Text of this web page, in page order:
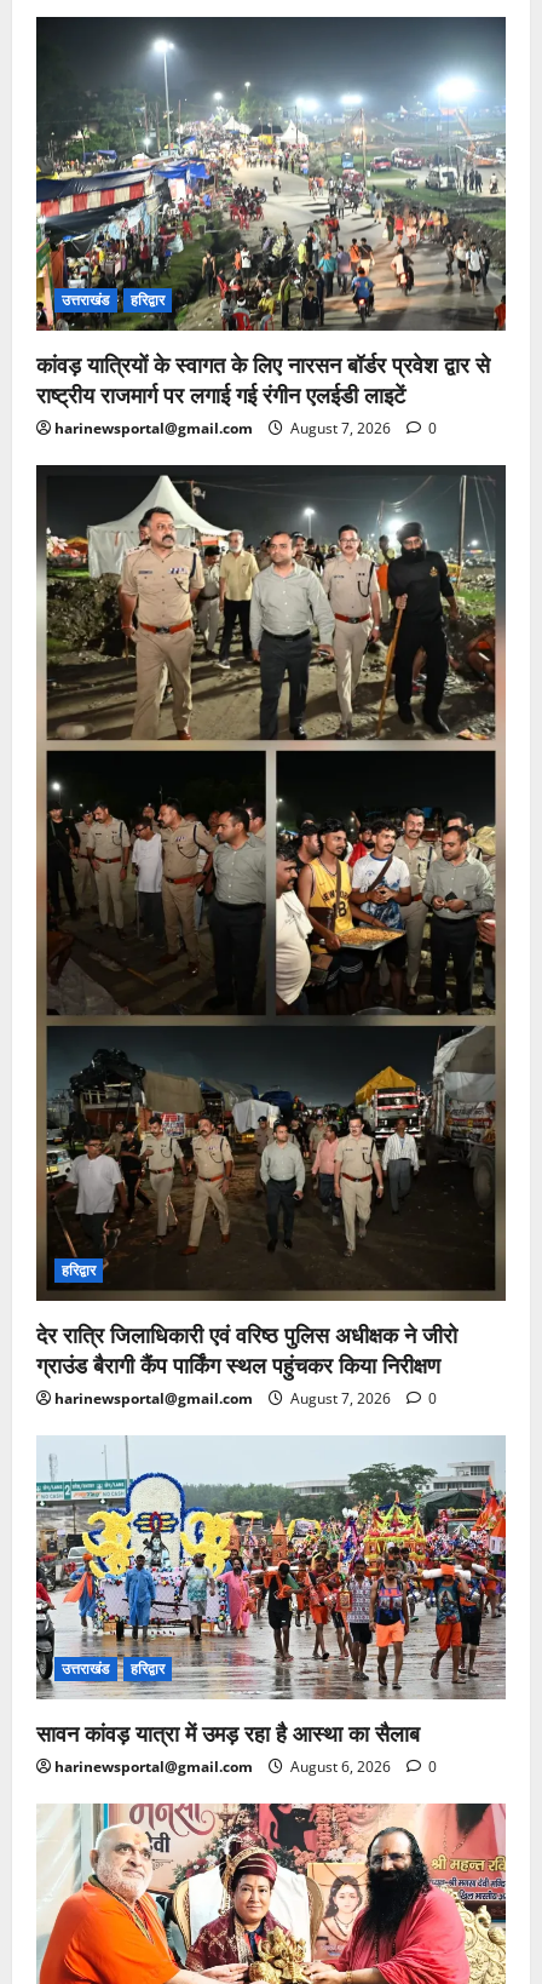
उत्तराखंड हरिद्वार
कांवड़ यात्रियों के स्वागत के लिए नारसन बॉर्डर प्रवेश द्वार से
राष्ट्रीय राजमार्ग पर लगाई गई रंगीन एलईडी लाइटें
harinewsportal@gmail.com August 7, 2026 0
हरिद्वार
देर रात्रि जिलाधिकारी एवं वरिष्ठ पुलिस अधीक्षक ने जीरो
ग्राउंड बैरागी कैंप पार्किंग स्थल पहुंचकर किया निरीक्षण
harinewsportal@gmail.com August 7, 2026 0
उत्तराखंड हरिद्वार
सावन कांवड़ यात्रा में उमड़ रहा है आस्था का सैलाब
harinewsportal@gmail.com August 6, 2026 0